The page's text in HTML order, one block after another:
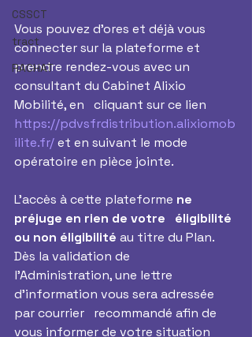
CSSCT
tract
RACHAT
Vous pouvez d’ores et déjà vous
connecter sur la plateforme et
prendre rendez-vous avec un
consultant du Cabinet Alixio
Mobilité, en   cliquant sur ce lien
https://pdvsfrdistribution.alixiomob
ilite.fr/ et en suivant le mode
opératoire en pièce jointe.
L’accès à cette plateforme ne
préjuge en rien de votre   éligibilité
ou non éligibilité au titre du Plan.
Dès la validation de
l’Administration, une lettre
d’information vous sera adressée
par courrier   recommandé afin de
vous informer de votre situation